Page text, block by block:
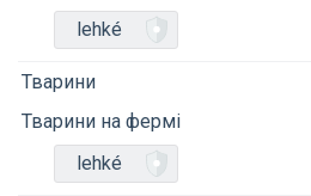
lehké
Тварини
Тварини на фермі
lehké